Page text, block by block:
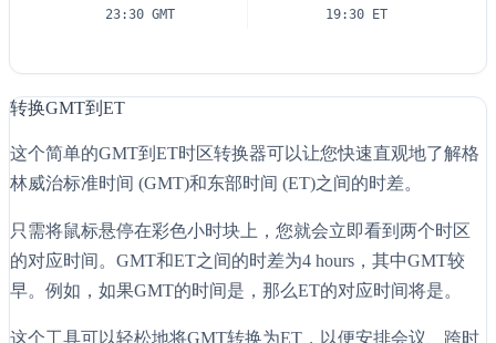
23:30 GMT
19:30 ET
转换GMT到ET
这个简单的GMT到ET时区转换器可以让您快速直观地了解格
林威治标准时间 (GMT)和东部时间 (ET)之间的时差。
只需将鼠标悬停在彩色小时块上，您就会立即看到两个时区
的对应时间。GMT和ET之间的时差为4 hours，其中GMT较
早。例如，如果GMT的时间是，那么ET的对应时间将是。
这个工具可以轻松地将GMT转换为ET，以便安排会议、跨时